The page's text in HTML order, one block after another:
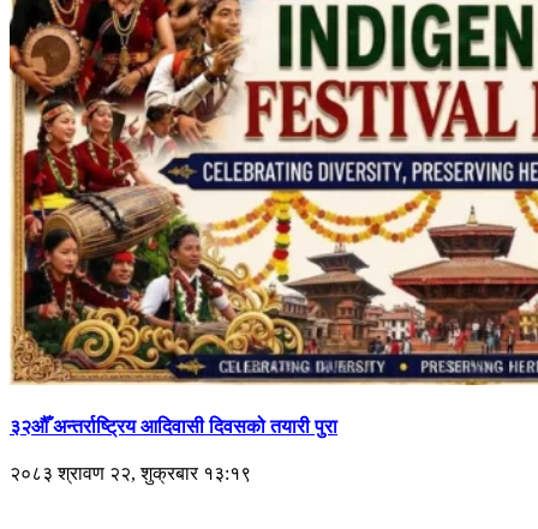
३२औँ अन्तर्राष्ट्रिय आदिवासी दिवसको तयारी पुरा
२०८३ श्रावण २२, शुक्रबार १३:१९